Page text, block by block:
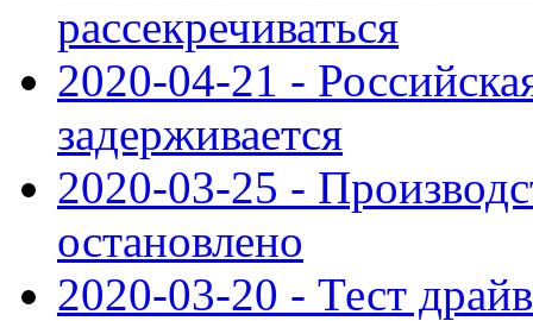
рассекречиваться
2020-04-21 -
задерживается
2020-03-25 -
остановлено
2020-03-20 - Тест